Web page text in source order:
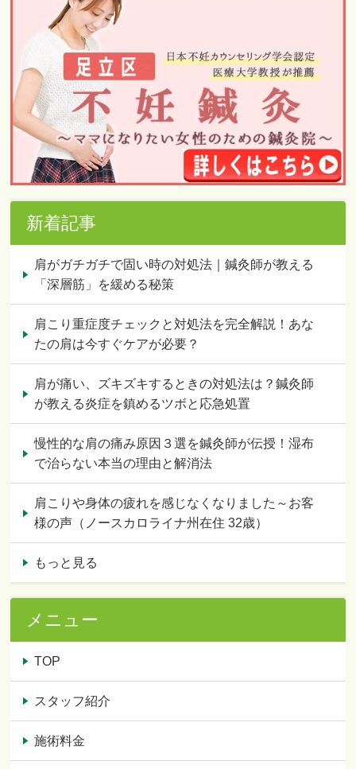
新着記事
肩がガチガチで固い時の対処法｜鍼灸師が教える
「深層筋」を緩める秘策
肩こり重症度チェックと対処法を完全解説！あな
たの肩は今すぐケアが必要？
肩が痛い、ズキズキするときの対処法は？鍼灸師
が教える炎症を鎮めるツボと応急処置
慢性的な肩の痛み原因３選を鍼灸師が伝授！湿布
で治らない本当の理由と解消法
肩こりや身体の疲れを感じなくなりました～お客
様の声（ノースカロライナ州在住 32歳）
もっと見る
メニュー
TOP
スタッフ紹介
施術料金